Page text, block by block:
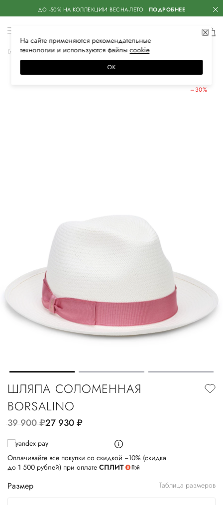
ДО -50% НА КОЛЛЕКЦИИ ВЕСНА-ЛЕТО ПОДРОБНЕЕ
Главная Женская Аксессуары Головные уборы
–30%
ШЛЯПА СОЛОМЕННАЯ
BORSALINO
39 900руб.27 930руб.
Оплачивайте все покупки со скидкой −10% (скидка
до 1 500 рублей) при оплате СПЛИТ
Размер Таблица размеров
На сайте применяются рекомендательные
технологии и используются файлысооkiе
ОК